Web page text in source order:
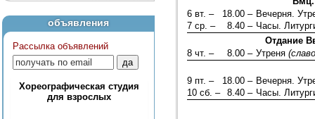
объявления
Рассылка объявлений
Хореографическая студия
для взрослых
6 вт. –
18.00 – Вечерня.
7 ср. –
8.40 – Часы.
Отдание
8 чт. –
8.00 – Утреня
9 пт. – 18.00 – Вечерня.
10 сб. –
8.40 – Часы.